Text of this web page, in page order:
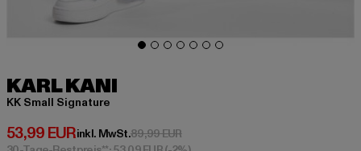
KARL KANI
KK Small Signature
53,99 EUR
Derzeitiger Preis: 53,99 EUR
inkl. MwSt.89,99 EURAktionspreis: 89,99 EUR